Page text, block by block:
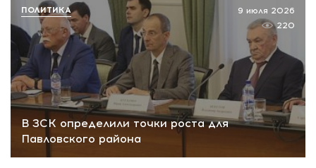
В ЗСК определили точки роста для
Павловского района
9 июля 2026
220
ПОЛИТИКА